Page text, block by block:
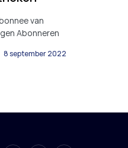
van
Abonneren
8 september 2022